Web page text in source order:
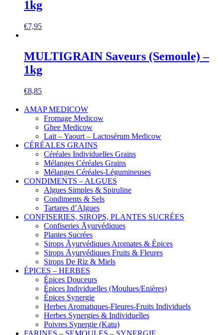
1kg
€7,95
MULTIGRAIN Saveurs (Semoule) –
1kg
€8,85
AMAP MEDICOW
Fromage Medicow
Ghee Medicow
Lait – Yaourt – Lactosérum Medicow
CÉRÉALES GRAINS
Céréales Individuelles Grains
Mélanges Céréales Grains
Mélanges Céréales-Légumineuses
CONDIMENTS – ALGUES
Algues Simples & Spiruline
Condiments & Sels
Tartares d’Algues
CONFISERIES, SIROPS, PLANTES SUCRÉES
Confiseries Āyurvédiques
Plantes Sucrées
Sirops Āyurvédiques Aromates & Épices
Sirops Āyurvédiques Fruits & Fleures
Sirops De Riz & Miels
ÉPICES – HERBES
Épices Douceurs
Épices Individuelles (Moulues/Enières)
Épices Synergie
Herbes Aromatiques-Fleures-Fruits Individuels
Herbes Synergies & Individuelles
Poivres Synergie (Katu)
FARINES – SEMOULES – SYNERGIE